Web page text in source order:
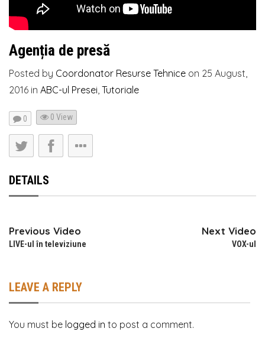
Agenția de presă
Posted by Coordonator Resurse Tehnice on 25 August,
2016 in ABC-ul Presei Tutoriale
0 0 View
DETAILS
Previous Video
LIVE-ul în televiziune
Next Video
VOX-ul
LEAVE A REPLY
You must be logged in to post a comment.